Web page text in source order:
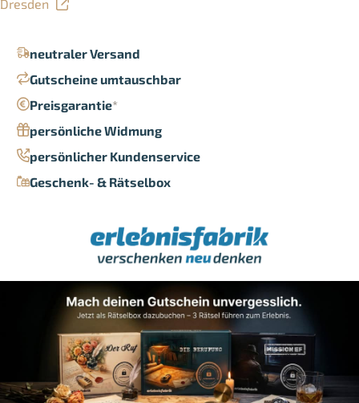
neutraler Versand
Gutscheine umtauschbar
Preisgarantie*
persönliche Widmung
persönlicher Kundenservice
Geschenk- & Rätselbox
Dresden